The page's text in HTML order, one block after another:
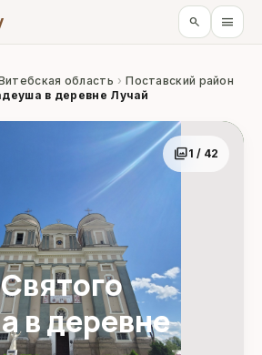
search menu
область › Поставский район
в деревне Лучай
photo_library1 / 42
в деревне